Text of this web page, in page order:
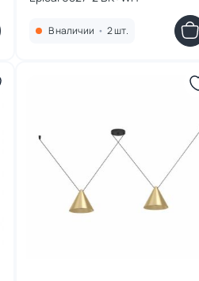
В наличии • 2 шт.